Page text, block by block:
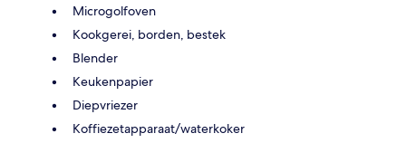
Microgolfoven
Kookgerei, borden, bestek
Blender
Keukenpapier
Diepvriezer
Koffiezetapparaat/waterkoker